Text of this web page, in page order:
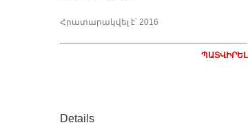
Հրատարակվել է՝ 2016
ՊԱՏՎԻՐԵԼ
Details